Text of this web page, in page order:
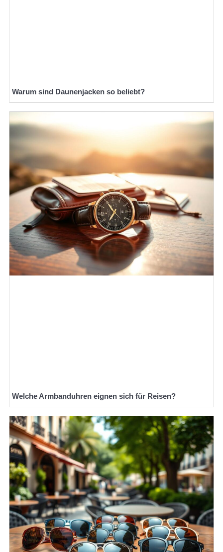
Warum sind Daunenjacken so beliebt?
Welche Armbanduhren eignen sich für Reisen?